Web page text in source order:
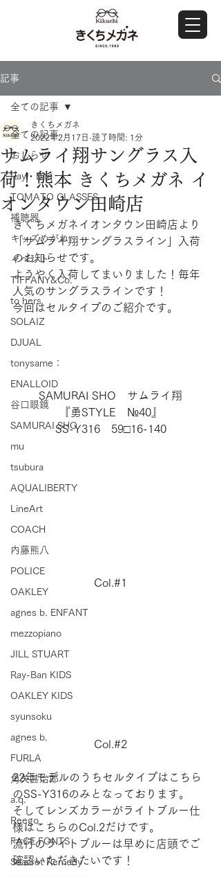
記事
全ての記事
おしらせ
Ray・Ban
TOMATO GLASSES
補聴器
キッズめがね
イベント
TIFFANY&Co.
to hers
SOLAIZ
DJUAL
tonysame：
ENALLOID
谷口眼鏡
SAMURAI SHO
mu
tsubura
AQUALIBERTY
LineArt
COACH
内藤熊八
POLICE
OAKLEY
agnes b. ENFANT
mezzopiano
JILL STUART
Ray-Ban KIDS
OAKLEY KIDS
syunsoku
agnes b.
FURLA
角矢甚治郎
a.q.
Reego
FACE FONTS
Seacret Remedy
全ての記事
サムライ翔サングラス入
荷！熊本 きくちメガネ イ
オンタウン田崎店
きくちメガネ
2022年2月17日 読了時間: 1分
きくちメガネイオンタウン田崎店より
「サムライ翔サングラスライン」入荷
のお知らせです。
ようやく入荷してまいりました！毎年
人気のサングラスラインです！
今回はセルタイプのご紹介です。
SAMURAI SHO　サムライ翔
『勇STYLE　№40』
SS-Y316　59□16-140
Col.#1
Col.#2
22年モデルのうちセルタイプはこちら
のSS-Y316のみとなっております。
そしてレンズカラーがライトブルー仕
様はこちらのCol.2だけです。
流行のライトブルーは早めに店頭でご
確認いただきたいです！